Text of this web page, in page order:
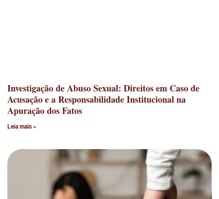
Investigação de Abuso Sexual: Direitos em Caso de
Acusação e a Responsabilidade Institucional na
Apuração dos Fatos
Leia mais »